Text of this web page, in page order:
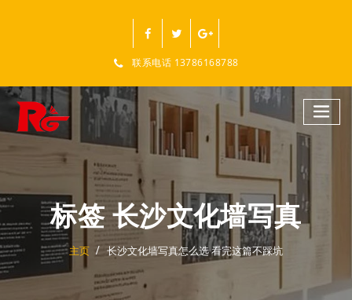
联系电话 13786168788
标签 长沙文化墙写真
主页 长沙文化墙写真怎么选 看完这篇不踩坑